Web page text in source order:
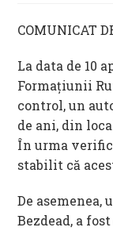
COMUNICAT
La data de 10
Formațiunii
control, un
de ani, din
În urma
stabilit că
De asemenea,
Bezdead, a